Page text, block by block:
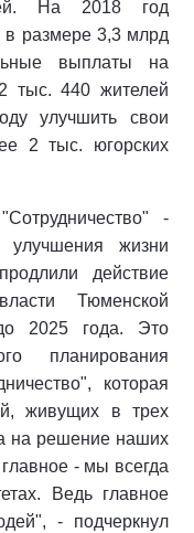
На 2018 год
в размере 3,3 млрд
выплаты на
тыс. 440 жителей
улучшить свои
2 тыс. югорских
-
улучшения жизни
действие
Тюменской
2025 года. Это
планирования
которая
живущих в трех
на решение наших
- мы всегда
Ведь главное
- подчеркнул